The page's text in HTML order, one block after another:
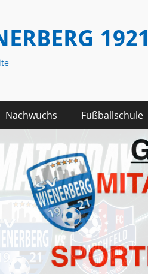
1921
Nachwuchs Fußballschule